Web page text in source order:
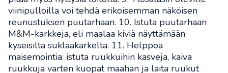
viinipulloilla voi tehdä erikoisemman näköisen
reunustuksen puutarhaan. 10. Istuta puutarhaan
M&M-karkkeja, eli maalaa kiviä näyttämään
kyseisiltä suklaakarkelta. 11. Helppoa
maisemointia: istuta ruukkuihin kasveja, kaiva
ruukkuja varten kuopat maahan ja laita ruukut